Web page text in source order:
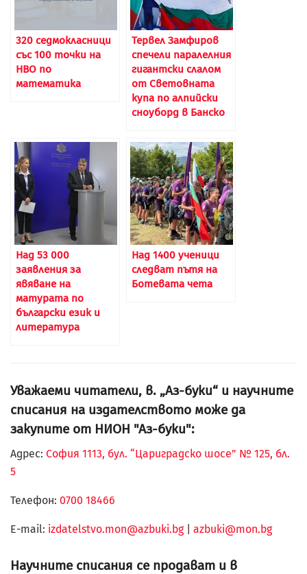
320 седмокласници
със 100 точки на
НВО по
матeматика
Тервел Замфиров
спечели паралелния
гигантски слалом
от Световната
купа по алпийски
сноуборд в Банско
Над 53 000
заявления за
явяване на
матурата по
български език и
литература
Над 1400 ученици
следват пътя на
Ботевата чета
Уважаеми читатели, в. „Аз-буки“ и научните
списания на издателството може да
закупите от НИОН "Аз-буки":
Адрес: София 1113, бул. “Цариградско шосе” № 125, бл.
5
Телефон: 0700 18466
Е-mail: izdatelstvo.mon@azbuki.bg| azbuki@mon.bg
Научните списания се продават и в